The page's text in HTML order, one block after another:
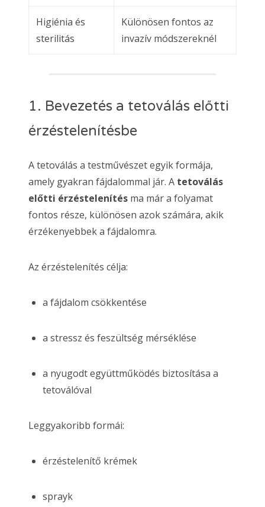
Higiénia és
sterilitás
Különösen fontos az
invazív módszereknél
1. Bevezetés a tetoválás előtti
érzéstelenítésbe
A tetoválás a testművészet egyik formája,
amely gyakran fájdalommal jár. A tetoválás
előtti érzéstelenítés ma már a folyamat
fontos része, különösen azok számára, akik
érzékenyebbek a fájdalomra.
Az érzéstelenítés célja:
a fájdalom csökkentése
a stressz és feszültség mérséklése
a nyugodt együttműködés biztosítása a
tetoválóval
Leggyakoribb formái:
érzéstelenítő krémek
sprayk